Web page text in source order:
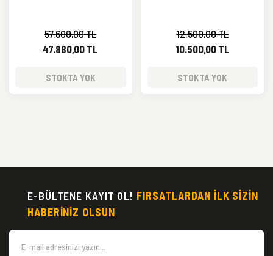
57.600,00 TL
47.880,00 TL
STOKTA YOK
12.500,00 TL
10.500,00 TL
STOKTA YOK
E-BÜLTENE KAYIT OL! FIRSATLARDAN İLK SİZİN
HABERİNİZ OLSUN